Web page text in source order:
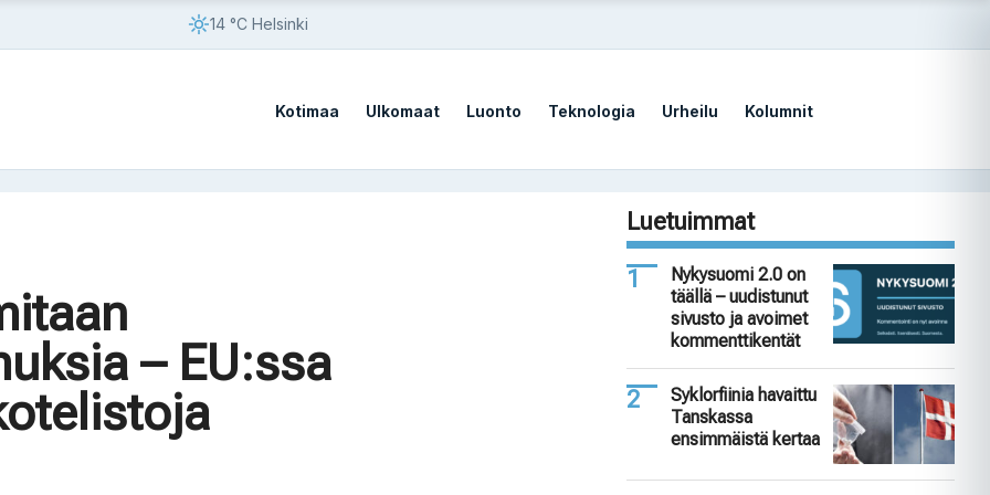
14 °C Helsinki
Kotimaa Ulkomaat Luonto Teknologia Urheilu Kolumnit
sotilastukikohdista
– EU:ssa
Luetuimmat
Nykysuomi 2.0 on
täällä – uudistunut
sivusto ja avoimet
kommenttikentät
Syklorfiinia havaittu
Tanskassa
ensimmäistä kertaa